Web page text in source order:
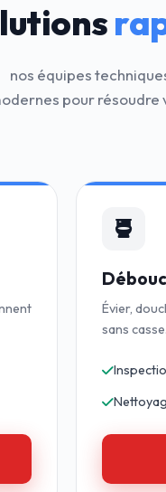
nos équipes
pour résoudre
Évier,
sans casse.